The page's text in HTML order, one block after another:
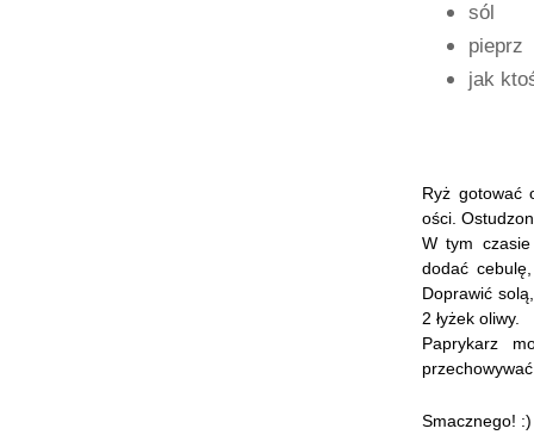
sól
pieprz
jak
Ryż gotować
ości.
W tym
dodać
Doprawić
2 łyżek oliwy.
Paprykarz
Smacznego! :)